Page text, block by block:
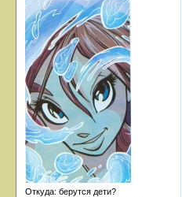
Откуда: берутся дети?